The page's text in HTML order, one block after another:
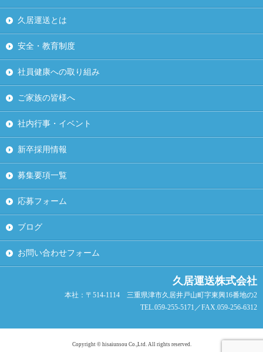
久居運送とは
安全・教育制度
社員健康への取り組み
ご家族の皆様へ
社内行事・イベント
新卒採用情報
募集要項一覧
応募フォーム
ブログ
お問い合わせフォーム
久居運送株式会社
本社：〒514-1114 三重県津市久居井戸山町字東興16番地の2
TEL.059-255-5171／FAX.059-256-6312
Copyright © hisaiunsou Co.,Ltd. All rights reserved.